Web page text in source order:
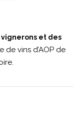
et des
de vins d’AOP de